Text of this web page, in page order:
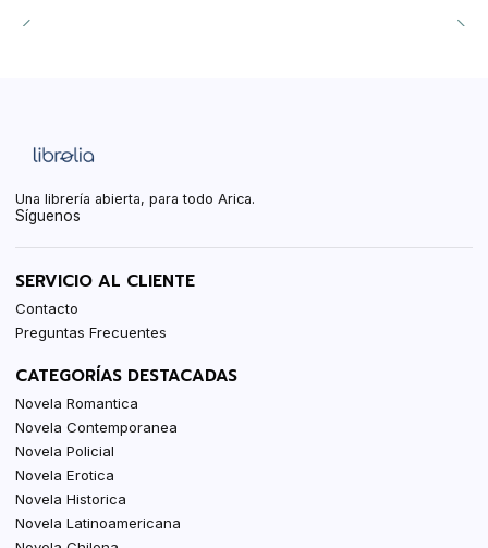
Una librería abierta, para todo Arica.
Síguenos
SERVICIO AL CLIENTE
Contacto
Preguntas Frecuentes
CATEGORÍAS DESTACADAS
Novela Romantica
Novela Contemporanea
Novela Policial
Novela Erotica
Novela Historica
Novela Latinoamericana